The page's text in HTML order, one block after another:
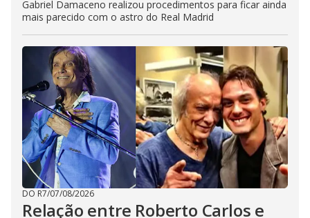
Gabriel Damaceno realizou procedimentos para ficar ainda
mais parecido com o astro do Real Madrid
DO R7/07/08/2026
Relação entre Roberto Carlos e